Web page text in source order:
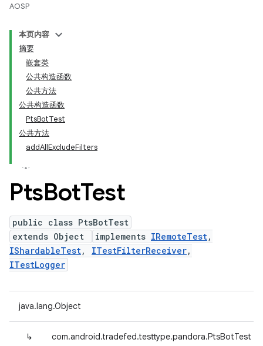
AOSP
本页内容
摘要
嵌套类
公共构造函数
公共方法
公共构造函数
PtsBotTest
公共方法
addAllExcludeFilters
PtsBotTest
public class PtsBotTest
extends Object
implements IRemoteTest,
IShardableTest, ITestFilterReceiver,
ITestLogger
java.lang.Object
↳ com.android.tradefed.testtype.pandora.PtsBotTest